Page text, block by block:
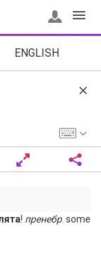
ENGLISH
! пренебр. some